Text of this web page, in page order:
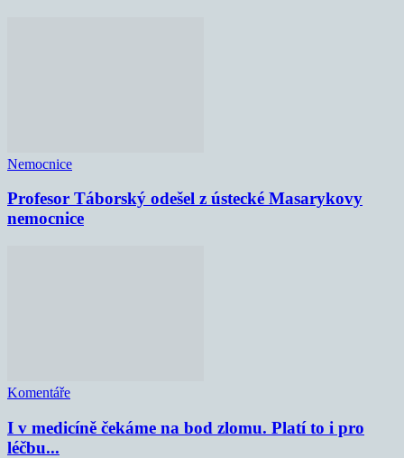
Nemocnice
Profesor Táborský odešel z ústecké Masarykovy
nemocnice
Komentáře
I v medicíně čekáme na bod zlomu. Platí to i pro
léčbu...